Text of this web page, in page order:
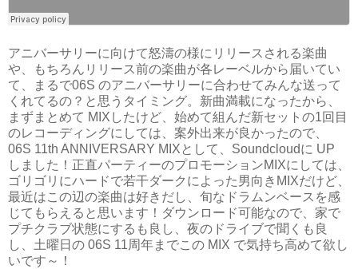
アニバーサリーに向けて怒濤の様にリリースされる楽曲
や、もちろんリリース前の楽曲が各レーベルから届いてい
て、まるで06S のアニバーサリーに合わせてみんな送って
くれてるの？と思うタイミング。新曲満載になったから、
まずまとめて MIX したけど、始めて組んだ新セットの1回目
のレコーディングにしては、案外出来が良かったので、
06S 11th ANNIVERSARY MIX として、 Soundcloudに UP
しました！正直パーティーのプロモーションMIXにしては、
ゴリゴリにハードで若干ダークによった男向き MIXだけど、
最近はこの辺の楽曲は好きだし、旬なドラムンベースを感
じてもらえると思います！ダウンロード可能なので、家で
プチクラブ状態にするも良し、夜のドライブで聞くも良
し、土曜日の 06S 11周年までこの MIX で気持ち高めて欲し
いです～！